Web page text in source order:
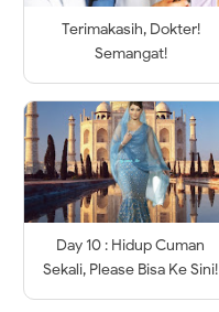
Terimakasih, Dokter!
Semangat!
Day 10 : Hidup Cuman
Sekali, Please Bisa Ke Sini!